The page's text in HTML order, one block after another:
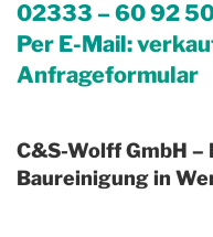
02333 – 60 92
Per E-Mail:
Anfrageformular
C&S-Wolff GmbH
Baureinigung in